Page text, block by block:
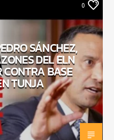
0
SÁNCHEZ,
DEL ELN
BASE
TUNJA